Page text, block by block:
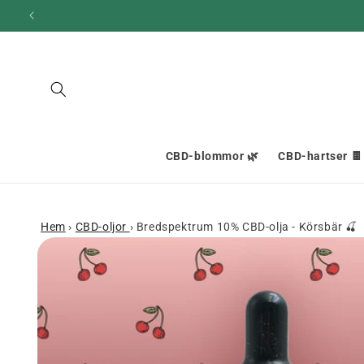
och gå
CBD-blommor 🌿 CBD-hartser 🍫
Hem › CBD-oljor › Bredspektrum 10% CBD-olja - Körsbär 🍒
Gå till
produktinformation